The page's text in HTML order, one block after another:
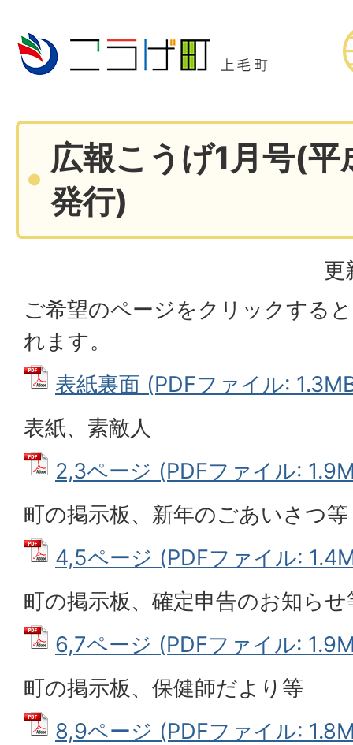
広報こうげ1月号(
発行)
更
ご希望のページをクリックする
れます。
表紙裏面 (PDFファイル:
表紙、素敵人
2,3ページ (PDFファイル:
町の掲示板、新年のごあいさつ等
4,5ページ (PDFファイル:
町の掲示板、確定申告のお知らせ
6,7ページ (PDFファイル:
町の掲示板、保健師だより等
8,9ページ (PDFファイル: